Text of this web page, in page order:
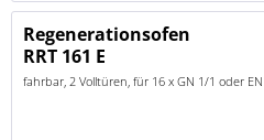
Regenerationsofen
RRT 161 E
fahrbar, 2 Volltüren, für 16 x GN 1/1 oder